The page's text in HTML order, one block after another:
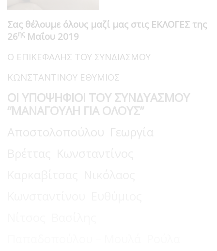
Σας θέλουμε όλους μαζί μας στις ΕΚΛΟΓΕΣ της
26ης Μαΐου 2019
Ο ΕΠΙΚΕΦΑΛΗΣ ΤΟΥ ΣΥΝΔΙΑΣΜΟΥ
ΚΩΝΣΤΑΝΤΙΝΟΥ ΕΘΥΜΙΟΣ
ΟΙ ΥΠΟΨΗΦΙΟΙ ΤΟΥ ΣΥΝΔΥΑΣΜΟΥ
“ΜΑΝΑΓΟΥΛΗ ΓΙΑ ΟΛΟΥΣ”
Αποστολοπούλου Γεωργία